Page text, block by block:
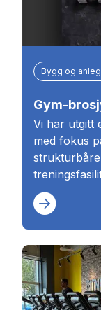
Bygg og
Gym-
Vi har utgitt
med fokus